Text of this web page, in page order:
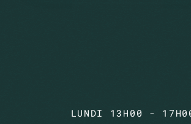
LUNDI 13H00 -